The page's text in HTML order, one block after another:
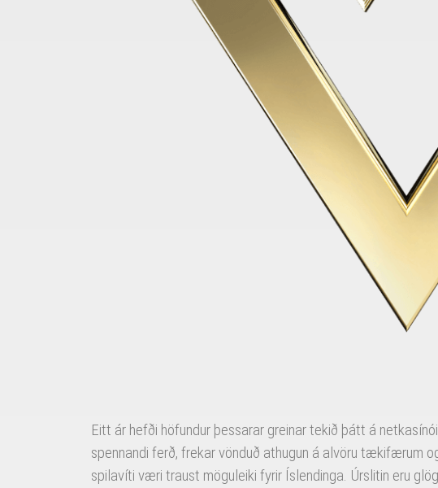
Eitt ár hefði höfundur þessarar greinar tekið þátt á
spennandi ferð, frekar vönduð athugun á alvöru tækifærum
spilavíti væri traust möguleiki fyrir Íslendinga. Úrslitin eru